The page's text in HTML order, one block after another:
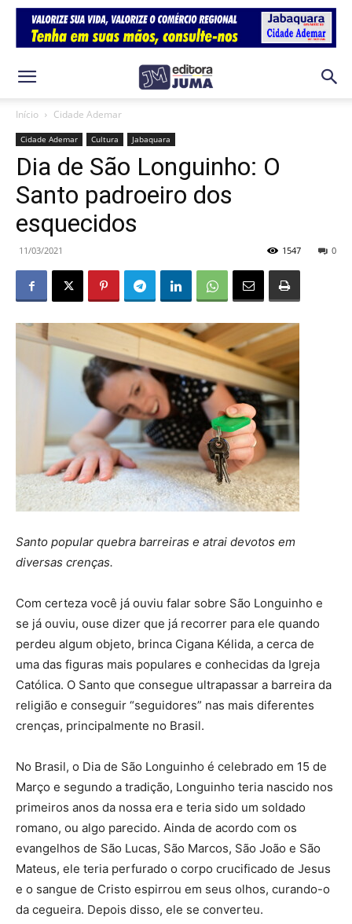
Início Cidade Ademar
Cidade Ademar Cultura Jabaquara
Dia de São Longuinho: O
Santo padroeiro dos
esquecidos
11/03/2021 0
1547
Santo popular quebra barreiras e atrai devotos em
diversas crenças.
Com certeza você já ouviu falar sobre São Longuinho e
se já ouviu, ouse dizer que já recorrer para ele quando
perdeu algum objeto, brinca Cigana Kélida, a cerca de
uma das figuras mais populares e conhecidas da Igreja
Católica. O Santo que consegue ultrapassar a barreira da
religião e conseguir “seguidores” nas mais diferentes
crenças, principalmente no Brasil.
No Brasil, o Dia de São Longuinho é celebrado em 15 de
Março e segundo a tradição, Longuinho teria nascido nos
primeiros anos da nossa era e teria sido um soldado
romano, ou algo parecido. Ainda de acordo com os
evangelhos de São Lucas, São Marcos, São João e São
Mateus, ele teria perfurado o corpo crucificado de Jesus
e o sangue de Cristo espirrou em seus olhos, curando-o
da cegueira. Depois disso, ele se converteu.